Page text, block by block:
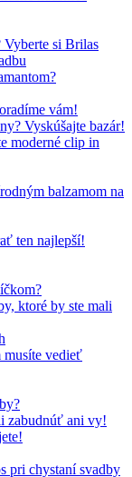
Vyberte si Brilas
vám!
Vyskúšajte bazár!
moderné clip in
balzamom na
ten najlepší!
ktoré by ste mali
musíte vedieť
zabudnúť ani vy!
pri chystaní svadby